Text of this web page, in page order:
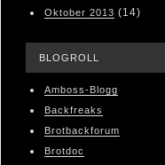
Oktober 2013 (14)
BLOGROLL
Amboss-Blogg
Backfreaks
Brotbackforum
Brotdoc